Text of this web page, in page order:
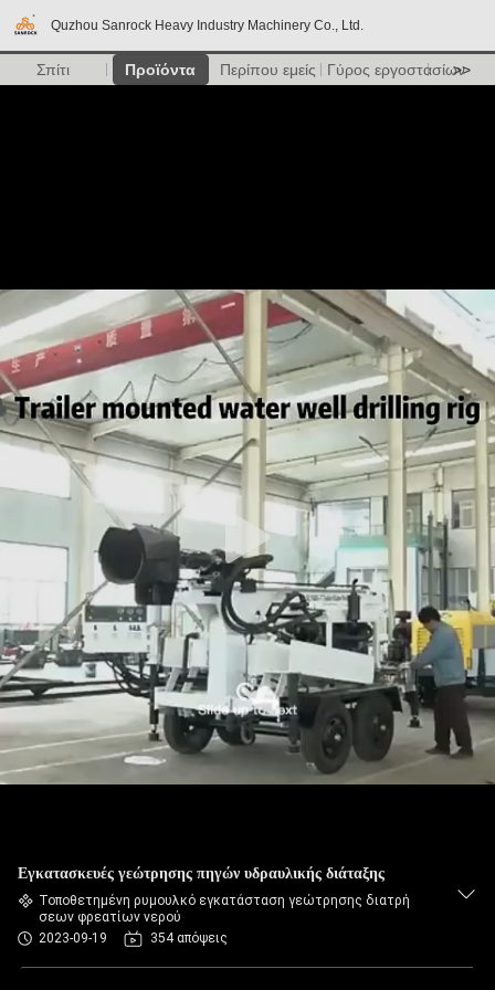
Quzhou Sanrock Heavy Industry Machinery Co., Ltd.
Σπίτι Προϊόντα Περίπου εμείς Γύρος εργοστασίων
>>
Εγκατασκευές γεώτρησης πηγών υδραυλικής διάταξης
Τοποθετημένη ρυμουλκό εγκατάσταση γεώτρησης διατρή
σεων φρεατίων νερού
2023-09-19
354 απόψεις